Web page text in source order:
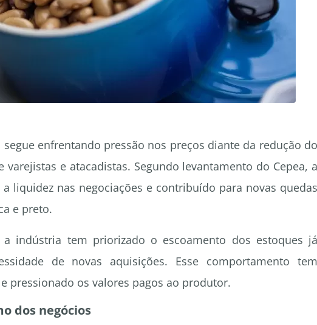
enfrentando pressão nos preços diante da redução do
e atacadistas. Segundo levantamento do Cepea, a
liquidez nas negociações e contribuído para novas quedas
e preto.
indústria tem priorizado o escoamento dos estoques já
de novas aquisições. Esse comportamento tem
pressionado os valores pagos ao produtor.
dos negócios